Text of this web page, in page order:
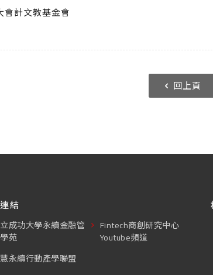
計文教基金會
回上頁
結
成功大學永續金融管
苑
永續行動產學聯盟
Fintech商創研究中心
Youtube頻道